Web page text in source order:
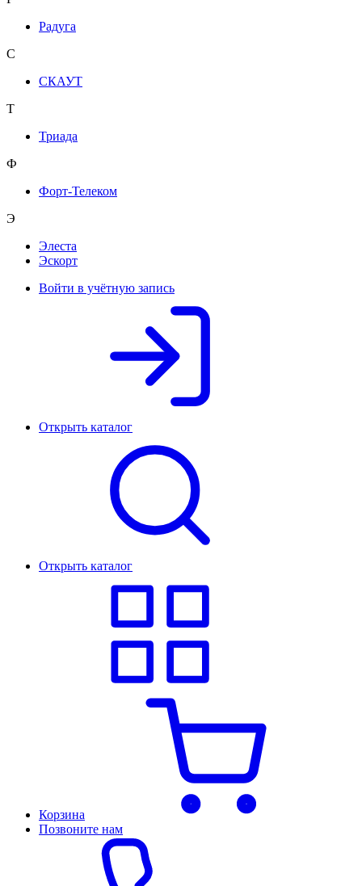
Радуга
С
СКАУТ
Т
Триада
Ф
Форт-Телеком
Э
Элеста
Эскорт
Войти в учётную запись
Открыть каталог
Открыть каталог
Корзина
Позвоните нам